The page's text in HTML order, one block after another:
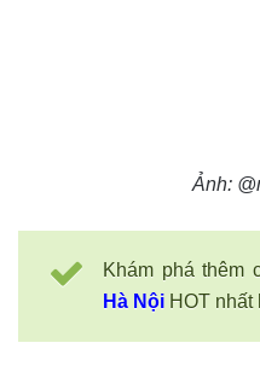
Ảnh:
Khám phá thêm
Hà Nội HOT nhất